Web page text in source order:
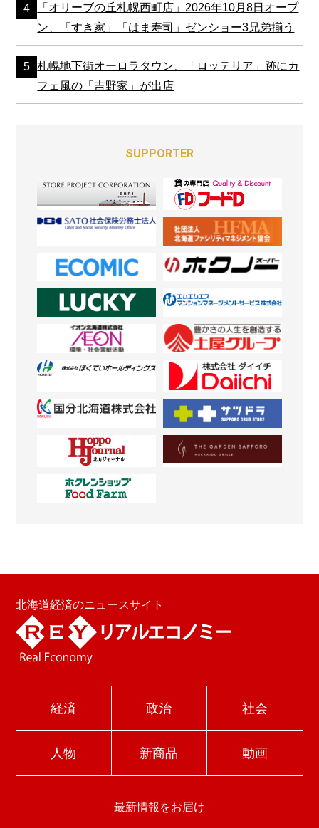
「オリーブの丘札幌西町店」2026年10月8日オープ
ン、「すき家」「はま寿司」ゼンショー3兄弟揃う
札幌地下街オーロラタウン、「ロッテリア」跡にカ
フェ風の「吉野家」が出店
SUPPORTER
北海道経済のニュースサイト
経済 政治 社会
人物 新商品 動画
最新情報をお届け